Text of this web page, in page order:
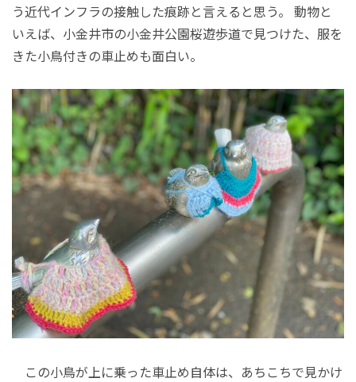
う近代インフラの接触した痕跡と言えると思う。 動物と
いえば、小金井市の小金井公園桜遊歩道で見つけた、服を
きた小鳥付きの車止めも面白い。
この小鳥が上に乗った車止め自体は、あちこちで見かけ